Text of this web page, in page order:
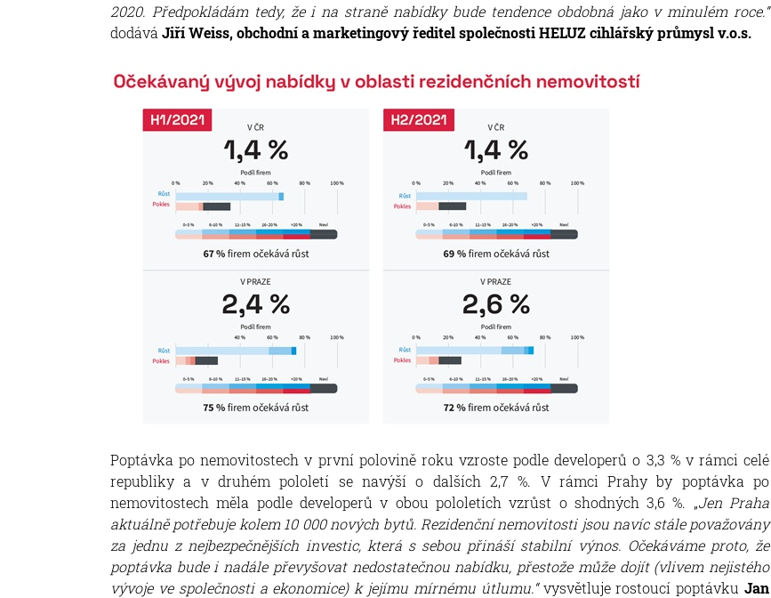
2020. Předpokládám tedy, že i na straně nabídky bude tendence obdobná jako v minulém roce.“
dodává Jiří Weiss, obchodní a marketingový ředitel společnosti HELUZ cihlářský průmysl v.o.s.
Poptávka po nemovitostech v první polovině roku vzroste podle developerů o 3,3 % v rámci celé
republiky a v druhém pololetí se navýší o dalších 2,7 %. V rámci Prahy by poptávka po
nemovitostech měla podle developerů v obou pololetích vzrůst o shodných 3,6 %. „Jen Praha
aktuálně potřebuje kolem 10 000 nových bytů. Rezidenční nemovitosti jsou navíc stále považovány
za jednu z nejbezpečnějších investic, která s sebou přináší stabilní výnos. Očekáváme proto, že
poptávka bude i nadále převyšovat nedostatečnou nabídku, přestože může dojít (vlivem nejistého
vývoje ve společnosti a ekonomice) k jejímu mírnému útlumu.“vysvětluje rostoucí poptávkuJan